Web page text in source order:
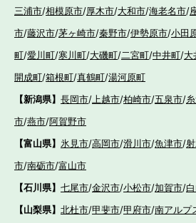
三浦市/相模原市/厚木市/大和市/海老名市/
市/藤沢市/茅ヶ崎市/秦野市/伊勢原市/小田
町/愛川町/寒川町/大磯町/二宮町/中井町/大
開成町/箱根町/真鶴町/湯河原町
【新潟県】 長岡市/ 上越市/柏崎市/五泉市/
市/燕市/阿賀野市
【富山県】 氷見市/高岡市/滑川市/魚津市/
市/南砺市/富山市
【石川県】 七尾市/金沢市/小松市/加賀市/
【山梨県】 北杜市/甲斐市/甲府市/南アルプ